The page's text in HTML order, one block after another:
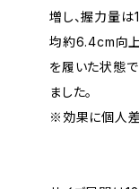
増し、握力量
均約6.4cm向上
を履いた状態
ました。
※効果に個人